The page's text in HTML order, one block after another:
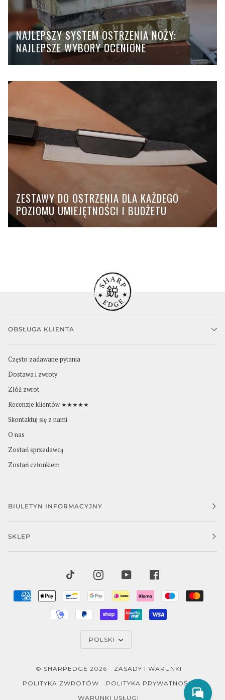
NAJLEPSZY SYSTEM OSTRZENIA NOŻY:
NAJLEPSZE WYBORY OCENIONE
ZESTAWY DO OSTRZENIA DLA KAŻDEGO
POZIOMU UMIEJĘTNOŚCI I BUDŻETU
OBSŁUGA KLIENTA
Często zadawane pytania
Dostawa i zwroty
Złóż zwrot
Recenzje klientów ★★★★★
Skontaktuj się z nami
O nas
Zostań sprzedawcą
Zostań członkiem
BIULETYN INFORMACYJNY
SKLEP
TIKTOK INSTAGRAMYOUTUBE
AMERICANAPPLE
BANCONTACT
GOOGLEIDEAL KLARNA MAESTRO
MOBILEPAY
PAYPAL
SHOPIFY UNIONPAY
JĘZYK
POLSKI
© SHARPEDGE 2026
ZASADY I WARUNKI
POLITYKA ZWROTÓW
POLITYKA PRYWATNOŚCI
WARUNKI USŁUGI